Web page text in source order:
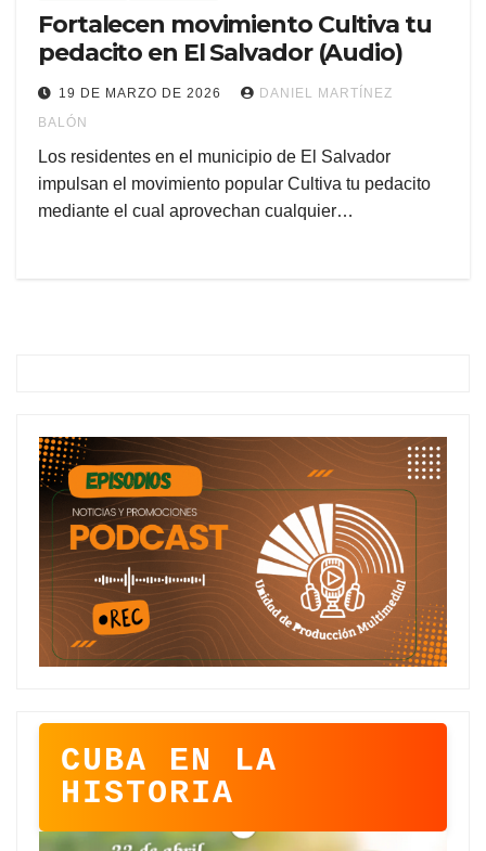
Fortalecen movimiento Cultiva tu
pedacito en El Salvador (Audio)
19 DE MARZO DE 2026
DANIEL MARTÍNEZ
BALÓN
Los residentes en el municipio de El Salvador
impulsan el movimiento popular Cultiva tu pedacito
mediante el cual aprovechan cualquier…
CUBA EN LA
HISTORIA